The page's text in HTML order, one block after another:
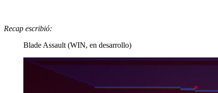
Recap escribió:
Blade Assault (WIN, en desarrollo)